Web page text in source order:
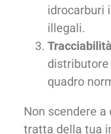
idrocarburi
illegali.
quadro
Non scendere
tratta della tua